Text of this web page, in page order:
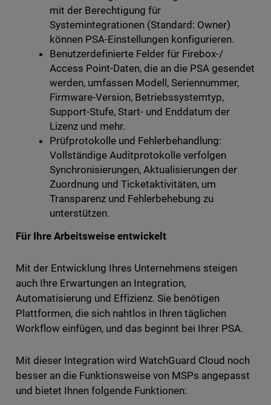
mit der Berechtigung für
Systemintegrationen (Standard: Owner)
können PSA-Einstellungen konfigurieren.
Benutzerdefinierte Felder für Firebox-/
Access Point-Daten, die an die PSA gesendet
werden, umfassen Modell, Seriennummer,
Firmware-Version, Betriebssystemtyp,
Support-Stufe, Start- und Enddatum der
Lizenz und mehr.
Prüfprotokolle und Fehlerbehandlung:
Vollständige Auditprotokolle verfolgen
Synchronisierungen, Aktualisierungen der
Zuordnung und Ticketaktivitäten, um
Transparenz und Fehlerbehebung zu
unterstützen.
Für Ihre Arbeitsweise entwickelt
Mit der Entwicklung Ihres Unternehmens steigen
auch Ihre Erwartungen an Integration,
Automatisierung und Effizienz. Sie benötigen
Plattformen, die sich nahtlos in Ihren täglichen
Workflow einfügen, und das beginnt bei Ihrer PSA.
Mit dieser Integration wird WatchGuard Cloud noch
besser an die Funktionsweise von MSPs angepasst
und bietet Ihnen folgende Funktionen: